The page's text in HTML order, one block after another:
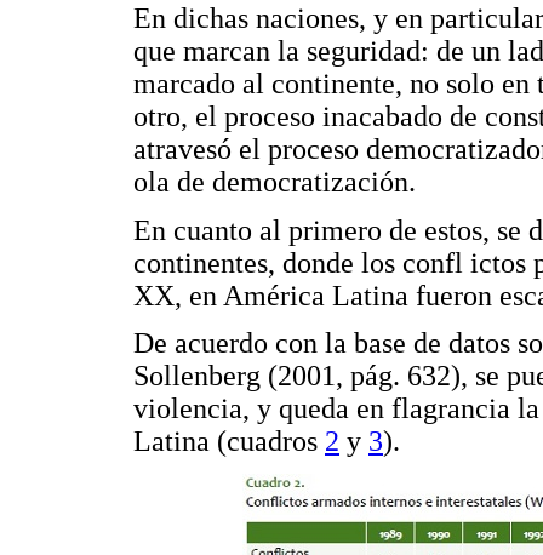
En dichas naciones, y en
que marcan la seguridad: de un
marcado al continente, no solo
otro, el proceso inacabado de
atravesó el proceso
ola de democratización.
En cuanto al primero de estos, se
continentes, donde los confl
XX, en América Latina fueron
De acuerdo con la base de datos
Sollenberg (2001, pág. 632), se
violencia, y queda en flagrancia
Latina (cuadros 2 y 3).